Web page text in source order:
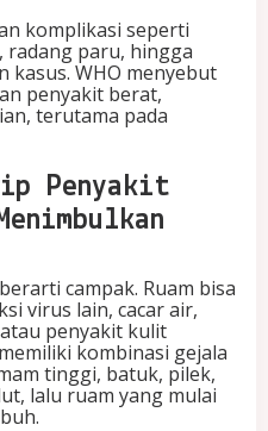
komplikasi seperti
radang paru, hingga
kasus. WHO menyebut
penyakit berat,
terutama pada
Penyakit
campak. Ruam bisa
virus lain, cacar air,
penyakit kulit
kombinasi gejala
tinggi, batuk, pilek,
lalu ruam yang mulai